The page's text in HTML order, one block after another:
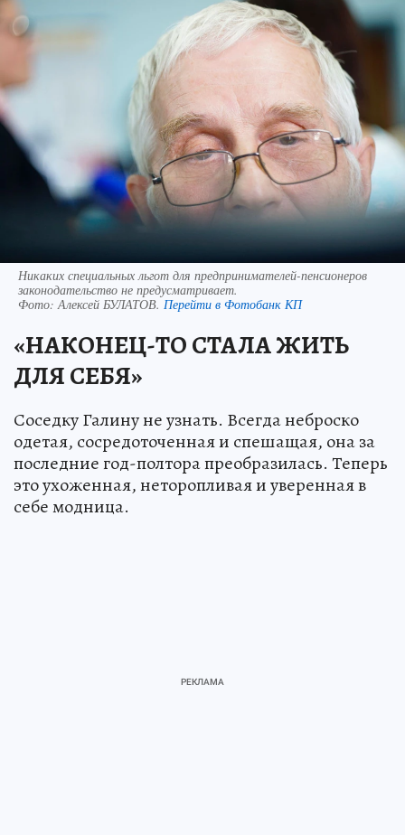
Никаких специальных льгот для предпринимателей-пенсионеров
законодательство не предусматривает.
Фото: Алексей БУЛАТОВ. Перейти в Фотобанк КП
«НАКОНЕЦ-ТО СТАЛА ЖИТЬ
ДЛЯ СЕБЯ»
Соседку Галину не узнать. Всегда неброско
одетая, сосредоточенная и спешащая, она за
последние год-полтора преобразилась. Теперь
это ухоженная, неторопливая и уверенная в
себе модница.